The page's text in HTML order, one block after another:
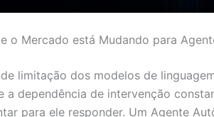
o Mercado está Mudando para
limitação dos modelos de
a dependência de intervenção
para ele responder. Um Agente